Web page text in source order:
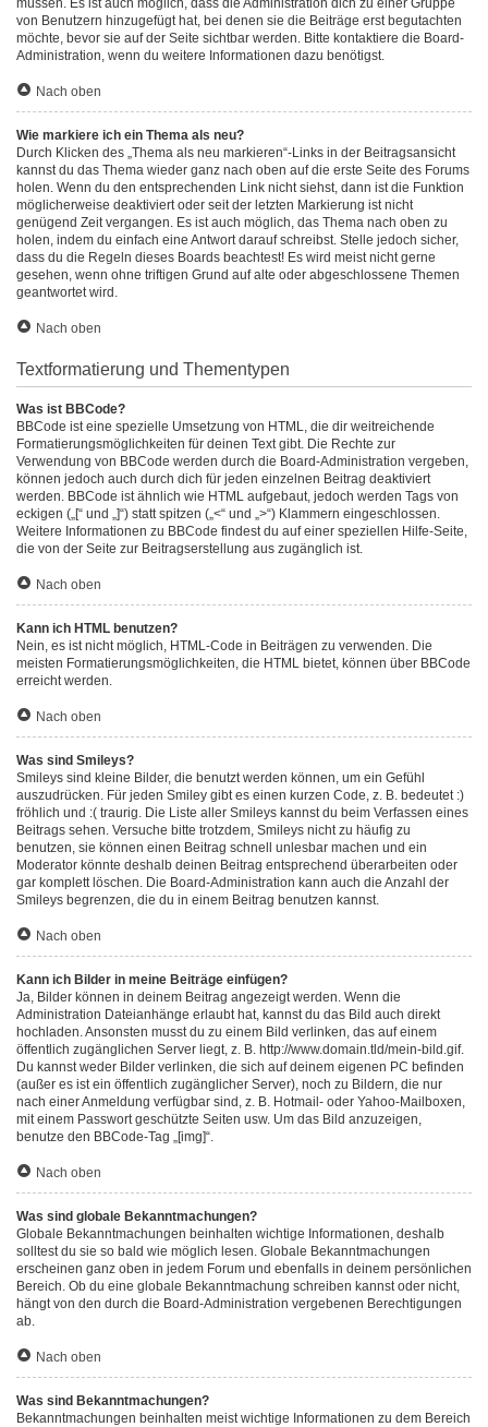
müssen. Es ist auch möglich, dass die Administration dich zu einer Gruppe
von Benutzern hinzugefügt hat, bei denen sie die Beiträge erst begutachten
möchte, bevor sie auf der Seite sichtbar werden. Bitte kontaktiere die Board-
Administration, wenn du weitere Informationen dazu benötigst.
Nach oben
Wie markiere ich ein Thema als neu?
Durch Klicken des „Thema als neu markieren“-Links in der Beitragsansicht
kannst du das Thema wieder ganz nach oben auf die erste Seite des Forums
holen. Wenn du den entsprechenden Link nicht siehst, dann ist die Funktion
möglicherweise deaktiviert oder seit der letzten Markierung ist nicht
genügend Zeit vergangen. Es ist auch möglich, das Thema nach oben zu
holen, indem du einfach eine Antwort darauf schreibst. Stelle jedoch sicher,
dass du die Regeln dieses Boards beachtest! Es wird meist nicht gerne
gesehen, wenn ohne triftigen Grund auf alte oder abgeschlossene Themen
geantwortet wird.
Nach oben
Textformatierung und Thementypen
Was ist BBCode?
BBCode ist eine spezielle Umsetzung von HTML, die dir weitreichende
Formatierungsmöglichkeiten für deinen Text gibt. Die Rechte zur
Verwendung von BBCode werden durch die Board-Administration vergeben,
können jedoch auch durch dich für jeden einzelnen Beitrag deaktiviert
werden. BBCode ist ähnlich wie HTML aufgebaut, jedoch werden Tags von
eckigen („[“ und „]“) statt spitzen („<“ und „>“) Klammern eingeschlossen.
Weitere Informationen zu BBCode findest du auf einer speziellen Hilfe-Seite,
die von der Seite zur Beitragserstellung aus zugänglich ist.
Nach oben
Kann ich HTML benutzen?
Nein, es ist nicht möglich, HTML-Code in Beiträgen zu verwenden. Die
meisten Formatierungsmöglichkeiten, die HTML bietet, können über BBCode
erreicht werden.
Nach oben
Was sind Smileys?
Smileys sind kleine Bilder, die benutzt werden können, um ein Gefühl
auszudrücken. Für jeden Smiley gibt es einen kurzen Code, z. B. bedeutet :)
fröhlich und :( traurig. Die Liste aller Smileys kannst du beim Verfassen eines
Beitrags sehen. Versuche bitte trotzdem, Smileys nicht zu häufig zu
benutzen, sie können einen Beitrag schnell unlesbar machen und ein
Moderator könnte deshalb deinen Beitrag entsprechend überarbeiten oder
gar komplett löschen. Die Board-Administration kann auch die Anzahl der
Smileys begrenzen, die du in einem Beitrag benutzen kannst.
Nach oben
Kann ich Bilder in meine Beiträge einfügen?
Ja, Bilder können in deinem Beitrag angezeigt werden. Wenn die
Administration Dateianhänge erlaubt hat, kannst du das Bild auch direkt
hochladen. Ansonsten musst du zu einem Bild verlinken, das auf einem
öffentlich zugänglichen Server liegt, z. B. http://www.domain.tld/mein-bild.gif.
Du kannst weder Bilder verlinken, die sich auf deinem eigenen PC befinden
(außer es ist ein öffentlich zugänglicher Server), noch zu Bildern, die nur
nach einer Anmeldung verfügbar sind, z. B. Hotmail- oder Yahoo-Mailboxen,
mit einem Passwort geschützte Seiten usw. Um das Bild anzuzeigen,
benutze den BBCode-Tag „[img]“.
Nach oben
Was sind globale Bekanntmachungen?
Globale Bekanntmachungen beinhalten wichtige Informationen, deshalb
solltest du sie so bald wie möglich lesen. Globale Bekanntmachungen
erscheinen ganz oben in jedem Forum und ebenfalls in deinem persönlichen
Bereich. Ob du eine globale Bekanntmachung schreiben kannst oder nicht,
hängt von den durch die Board-Administration vergebenen Berechtigungen
ab.
Nach oben
Was sind Bekanntmachungen?
Bekanntmachungen beinhalten meist wichtige Informationen zu dem Bereich